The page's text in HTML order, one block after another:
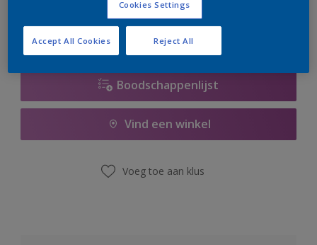
Boodschappenlijst
Vind een winkel
Voeg toe aan klus
Cookies Settings
Reject All
Accept All Cookies